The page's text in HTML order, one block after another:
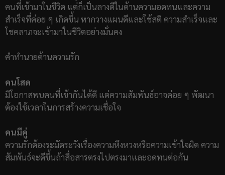
คนที่เข้ามาในชีวิต แต่ก็เป็นลางดีในด้านความอดทนและความ
สำเร็จที่ค่อย ๆ เกิดขึ้น หากวางแผนดีและใช้สติ ความสำเร็จและ
โชคลาภจะเข้ามาในชีวิตอย่างมั่นคง
คำทำนายด้านความรัก
คนโสด
มีโอกาสพบคนที่เข้ากันได้ดี แต่ความสัมพันธ์อาจค่อย ๆ พัฒนา
ต้องใช้เวลาในการสร้างความเชื่อใจ
คนมีคู่
ความรักต้องระมัดระวังเรื่องความหึงหวงหรือความเข้าใจผิด ความ
สัมพันธ์จะดีขึ้นถ้าสื่อสารตรงไปตรงมาและอดทนต่อกัน